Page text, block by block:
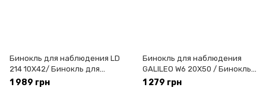
Бинокль для наблюдения LD
214 10X42/ Бинокль для
туризма
1 989 грн
Бинокль для наблюдения
GALILEO W6 20X50 / Бинокль
для туризма
1 279 грн